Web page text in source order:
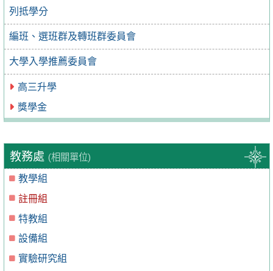
列抵學分
編班、選班群及轉班群委員會
大學入學推薦委員會
高三升學
獎學金
教務處 (相關單位)
教學組
註冊組
特教組
設備組
實驗研究組